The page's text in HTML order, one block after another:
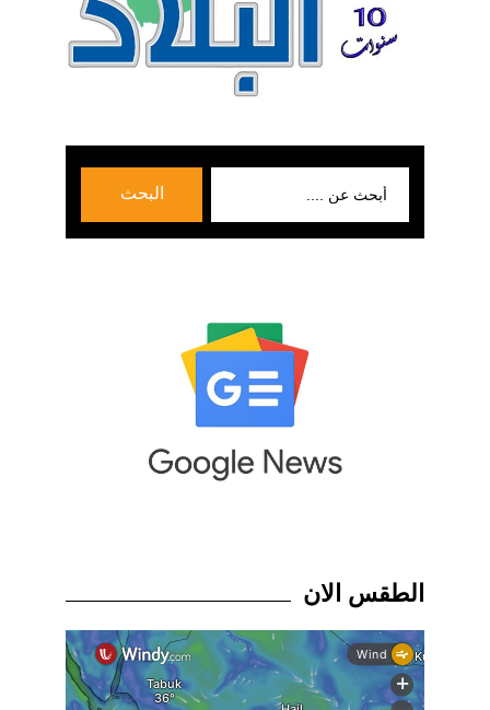
البحث
الطقس الان